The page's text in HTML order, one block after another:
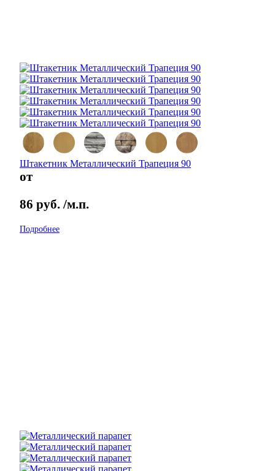
Штакетник Металлический Трапеция 90
от
86 руб. /м.п.
Подробнее